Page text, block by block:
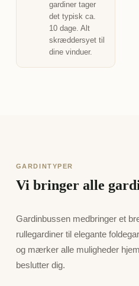
gardiner tager
det typisk ca.
10 dage. Alt
skræddersyet til
dine vinduer.
GARDINTYPER
Vi bringer alle
Gardinbussen medbringer et
rullegardiner til elegante
og mærker alle muligheder
beslutter dig.